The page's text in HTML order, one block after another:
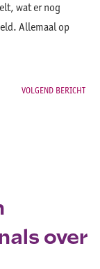
wat er nog
Allemaal op
VOLGEND BERICHT
over